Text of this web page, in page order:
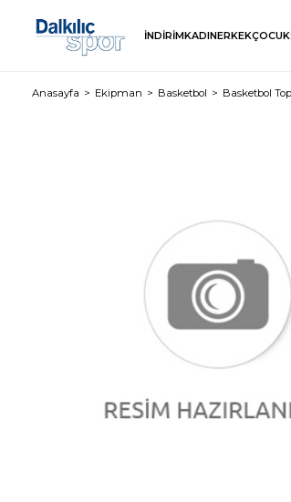
İNDİRİMKADINERKEKÇOCUK
Anasayfa Ekipman Basketbol Basketbol